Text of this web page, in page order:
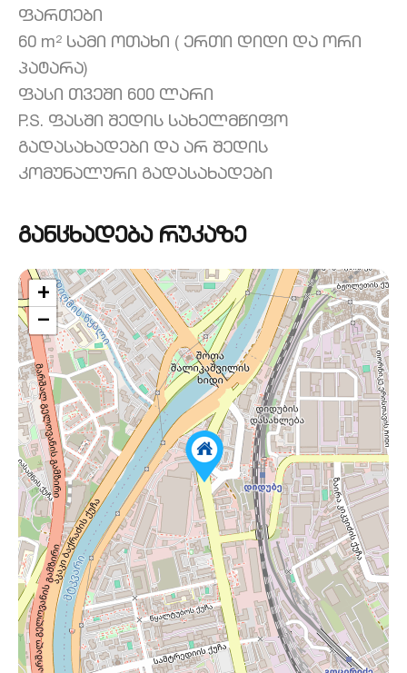
ფართები
60 m² სამი ოთახი ( ერთი დიდი და ორი
პატარა)
ფასი თვეში 600 ლარი
P.S. ფასში შედის სახელმწიფო
გადასახადები და არ შედის
კომუნალური გადასახადები
განცხადება რუკაზე
+
−